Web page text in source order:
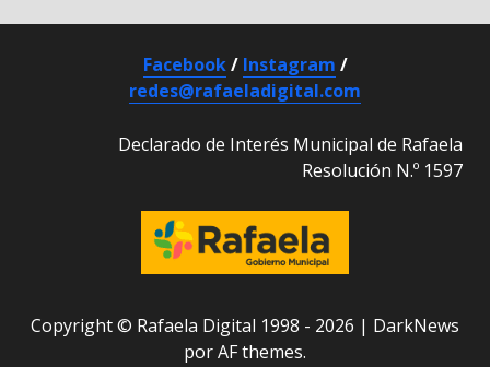
Facebook/ Instagram /
redes@rafaeladigital.com
Declarado de Interés Municipal de Rafaela
Resolución N.º 1597
Copyright © Rafaela Digital 1998 - 2026 | DarkNews
por AF themes.